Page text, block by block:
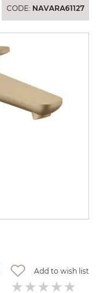
CODE: NAVARA61127
Add to wish list